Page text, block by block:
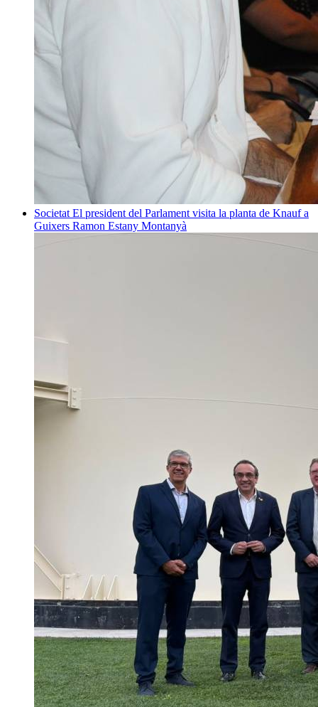
Societat El president del Parlament visita la planta de Knauf a
Guixers Ramon Estany Montanyà